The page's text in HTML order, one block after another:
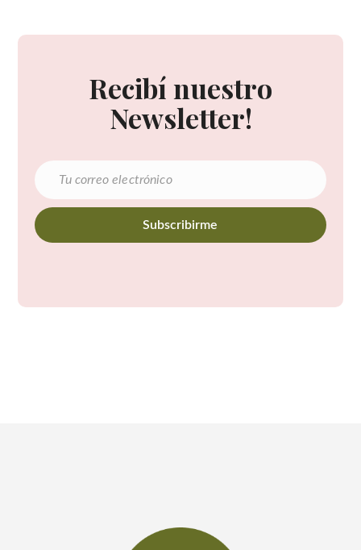
Recibí nuestro
Newsletter!